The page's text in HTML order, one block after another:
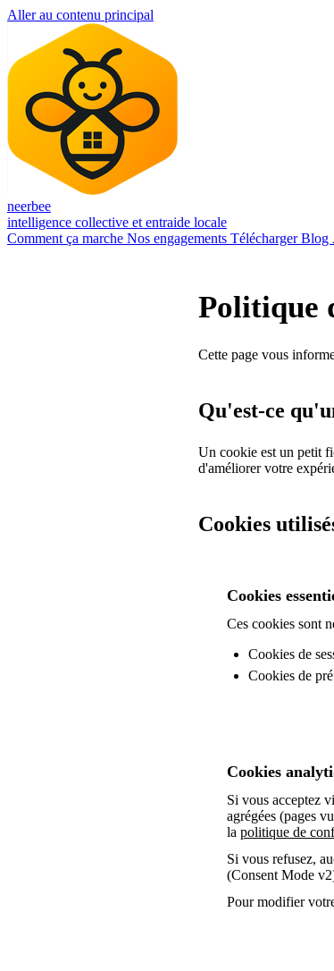
Aller au contenu principal
neerbee
intelligence collective et entraide locale
Comment ça marche Nos engagements TéléchargerBlog
Politique
Cette page vous
Qu'est-ce
Un cookie est un petit
d'améliorer votre
Cookies
Cookies
Ces cookies sont
Cookies de
Cookies de
Cookies
Si vous acceptez
agrégées (pages
la politique de
Si vous refusez,
(Consent Mode
Pour modifier